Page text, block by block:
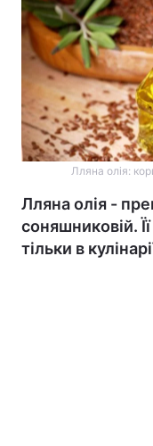
Лляна олія:
Лляна олія -
соняшниковій.
тільки в